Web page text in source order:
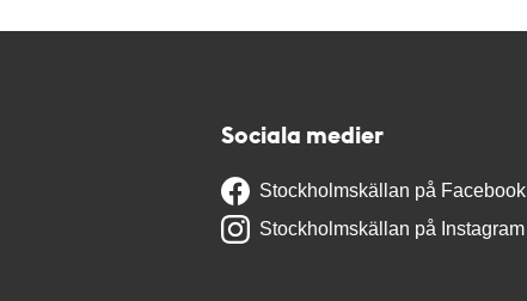
Sociala medier
Stockholmskällan på Facebook
Stockholmskällan på Instagram